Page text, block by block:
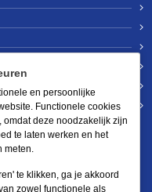
en persoonlijke
Functionele cookies
omdat deze noodzakelijk zijn
te laten werken en het
meten.
te klikken, ga je akkoord
zowel functionele als